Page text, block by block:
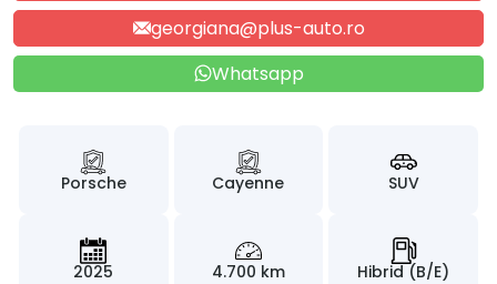
georgiana@plus-auto.ro
Whatsapp
Porsche Cayenne SUV
2025 4.700 km Hibrid (B/E)